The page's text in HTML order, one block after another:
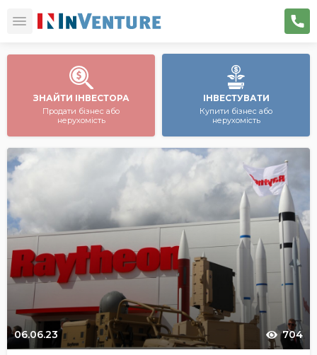
ЗНАЙТИ ІНВЕСТОРА
Продати бізнес або
нерухомість
ІНВЕСТУВАТИ
Купити бізнес або
нерухомість
06.06.23 704